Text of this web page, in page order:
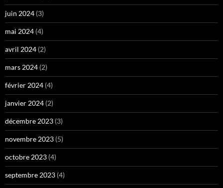
juin 2024 (3)
mai 2024 (4)
avril 2024 (2)
mars 2024 (2)
février 2024 (4)
janvier 2024 (2)
décembre 2023 (3)
novembre 2023 (5)
octobre 2023 (4)
septembre 2023 (4)